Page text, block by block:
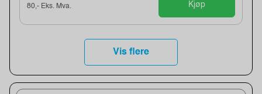
80,- Eks. Mva. Kjøp
Vis flere